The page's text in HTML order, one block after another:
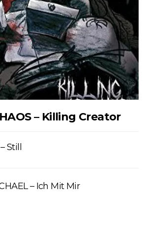
– Killing Creator
Still
– Ich Mit Mir